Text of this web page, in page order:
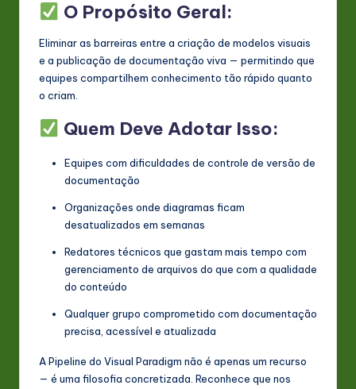
O Propósito Geral:
Eliminar as barreiras entre a criação de modelos visuais
e a publicação de documentação viva — permitindo que
equipes compartilhem conhecimento tão rápido quanto
o criam.
Quem Deve Adotar Isso:
Equipes com dificuldades de controle de versão de
documentação
Organizações onde diagramas ficam
desatualizados em semanas
Redatores técnicos que gastam mais tempo com
gerenciamento de arquivos do que com a qualidade
do conteúdo
Qualquer grupo comprometido com documentação
precisa, acessível e atualizada
A Pipeline do Visual Paradigm não é apenas um recurso
— é uma filosofia concretizada. Reconhece que nos